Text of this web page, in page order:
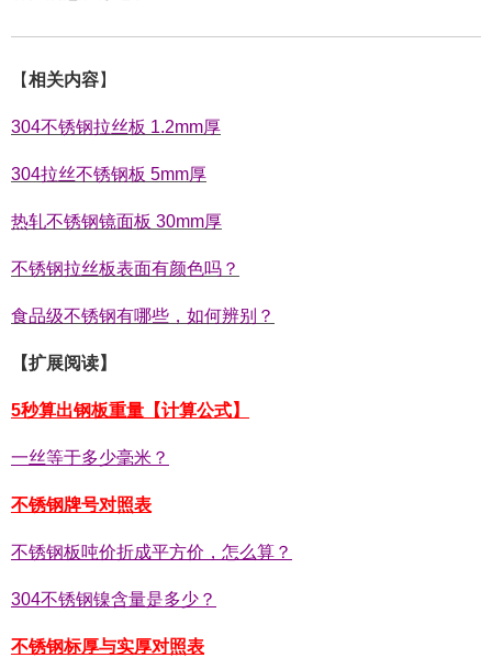
【相关内容】
304不锈钢拉丝板 1.2mm厚
304拉丝不锈钢板 5mm厚
热轧不锈钢镜面板 30mm厚
不锈钢拉丝板表面有颜色吗？
食品级不锈钢有哪些，如何辨别？
【扩展阅读】
5秒算出钢板重量【计算公式】
一丝等于多少毫米？
不锈钢牌号对照表
不锈钢板吨价折成平方价，怎么算？
304不锈钢镍含量是多少？
不锈钢标厚与实厚对照表